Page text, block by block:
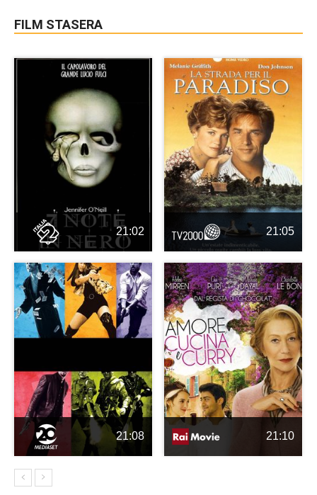
FILM STASERA
21:02 21:05
21:08 21:10